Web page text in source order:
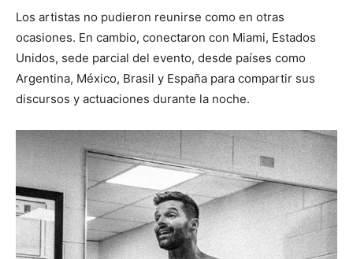
Los artistas no pudieron reunirse como en otras
ocasiones. En cambio, conectaron con Miami, Estados
Unidos, sede parcial del evento, desde países como
Argentina, México, Brasil y España para compartir sus
discursos y actuaciones durante la noche.